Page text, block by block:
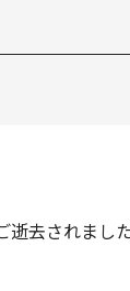
去されました